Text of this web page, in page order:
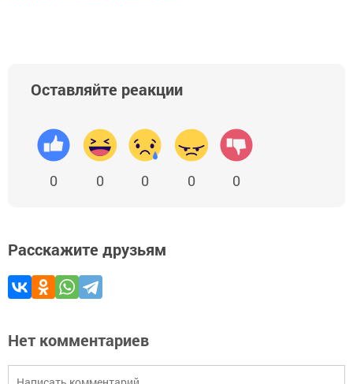
Оставляйте реакции
0 0 0 0 0
Расскажите друзьям
Нет комментариев